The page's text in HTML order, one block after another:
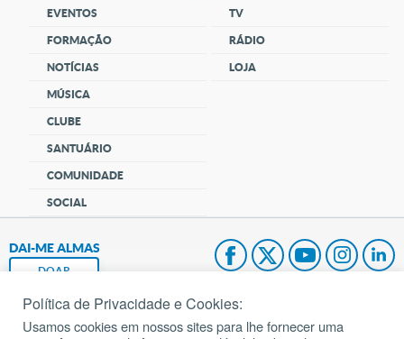
EVENTOS
FORMAÇÃO
NOTÍCIAS
MÚSICA
CLUBE
SANTUÁRIO
COMUNIDADE
SOCIAL
TV
RÁDIO
LOJA
DAI-ME ALMAS
DOAR
Fundação João Paulo II
Política de Privacidade e Cookies:
Usamos cookies em nossos sites para lhe fornecer uma